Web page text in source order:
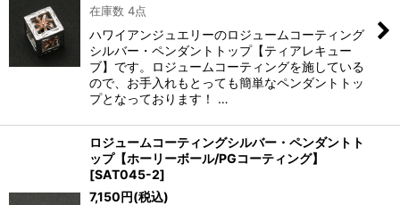
在庫数 4点
ハワイアンジュエリーのロジュームコーティング
シルバー・ペンダントトップ【ティアレキュー
ブ】です。ロジュームコーティングを施している
ので、お手入れもとっても簡単なペンダントトッ
プとなっております！ …
ロジュームコーティングシルバー・ペンダントト
ップ【ホーリーボール/PGコーティング】
[SAT045-2]
7,150円(税込)